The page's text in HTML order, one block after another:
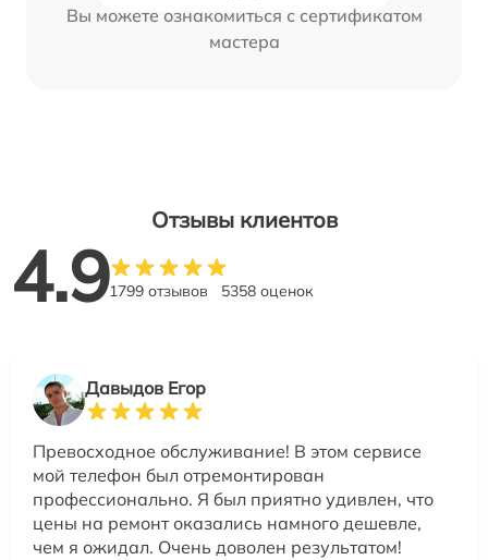
Вы можете ознакомиться с сертификатом
мастера
Отзывы клиентов
4.91799 отзывов 5358 оценок
Давыдов Егор
Превосходное обслуживание! В этом сервисе
мой телефон был отремонтирован
профессионально. Я был приятно удивлен, что
цены на ремонт оказались намного дешевле,
чем я ожидал. Очень доволен результатом!